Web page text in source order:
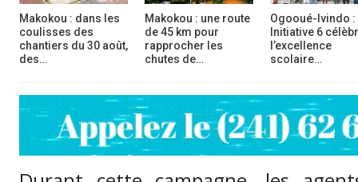
Makokou : dans les
coulisses des
chantiers du 30 août,
des…
Makokou : une route
de 45 km pour
rapprocher les
chutes de…
Ogooué-Ivindo :
Initiative 6
l’excellence
scolaire…